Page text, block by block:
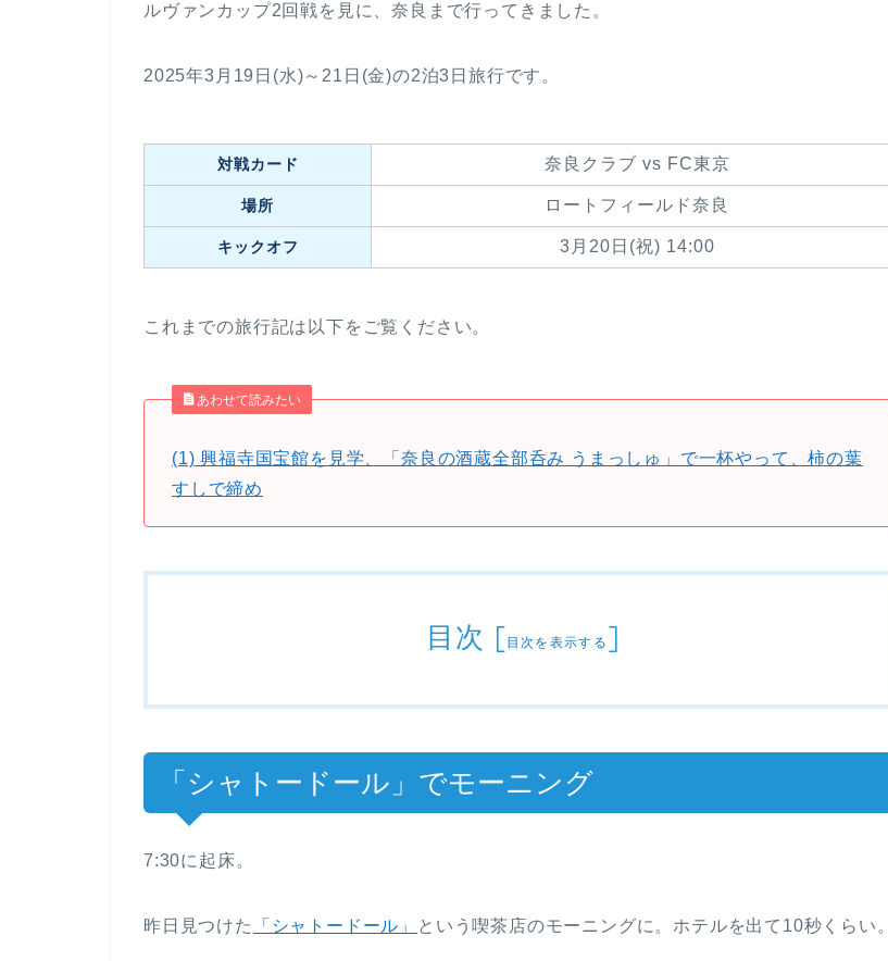
ルヴァンカップ2回戦を見に、奈良まで行ってきました。
2025年3月19日(水)～21日(金)の2泊3日旅行です。
対戦カード 奈良クラブ vs FC東京
場所 ロートフィールド奈良
キックオフ 3月20日(祝) 14:00
これまでの旅行記は以下をご覧ください。
あわせて読みたい
(1) 興福寺国宝館を見学、「奈良の酒蔵全部呑み うまっしゅ」で一杯やって、柿の葉
すしで締め
目次 [目次を表示する ]
「シャトードール」でモーニング
7:30に起床。
昨日見つけた 「シャトードール」 という喫茶店のモーニングに。ホテルを出て10秒くらい。